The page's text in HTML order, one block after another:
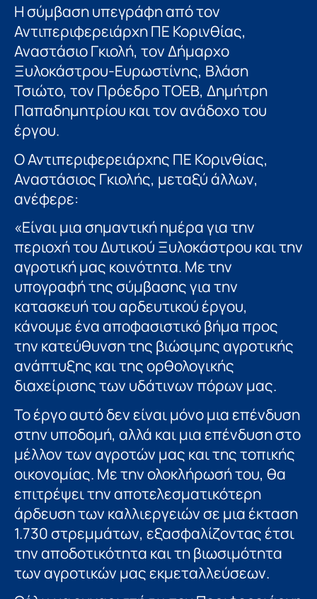
Η σύμβαση υπεγράφη από τον
Αντιπεριφερειάρχη ΠΕ Κορινθίας,
Αναστάσιο Γκιολή, τον Δήμαρχο
Ξυλοκάστρου-Ευρωστίνης, Βλάση
Τσιώτο, τον Πρόεδρο ΤΟΕΒ, Δημήτρη
Παπαδημητρίου και τον ανάδοχο του
έργου.
Ο Αντιπεριφερειάρχης ΠΕ Κορινθίας,
Αναστάσιος Γκιολής, μεταξύ άλλων,
ανέφερε:
«Είναι μια σημαντική ημέρα για την
περιοχή του Δυτικού Ξυλοκάστρου και την
αγροτική μας κοινότητα. Με την
υπογραφή της σύμβασης για την
κατασκευή του αρδευτικού έργου,
κάνουμε ένα αποφασιστικό βήμα προς
την κατεύθυνση της βιώσιμης αγροτικής
ανάπτυξης και της ορθολογικής
διαχείρισης των υδάτινων πόρων μας.
Το έργο αυτό δεν είναι μόνο μια επένδυση
στην υποδομή, αλλά και μια επένδυση στο
μέλλον των αγροτών μας και της τοπικής
οικονομίας. Με την ολοκλήρωσή του, θα
επιτρέψει την αποτελεσματικότερη
άρδευση των καλλιεργειών σε μια έκταση
1.730 στρεμμάτων, εξασφαλίζοντας έτσι
την αποδοτικότητα και τη βιωσιμότητα
των αγροτικών μας εκμεταλλεύσεων.